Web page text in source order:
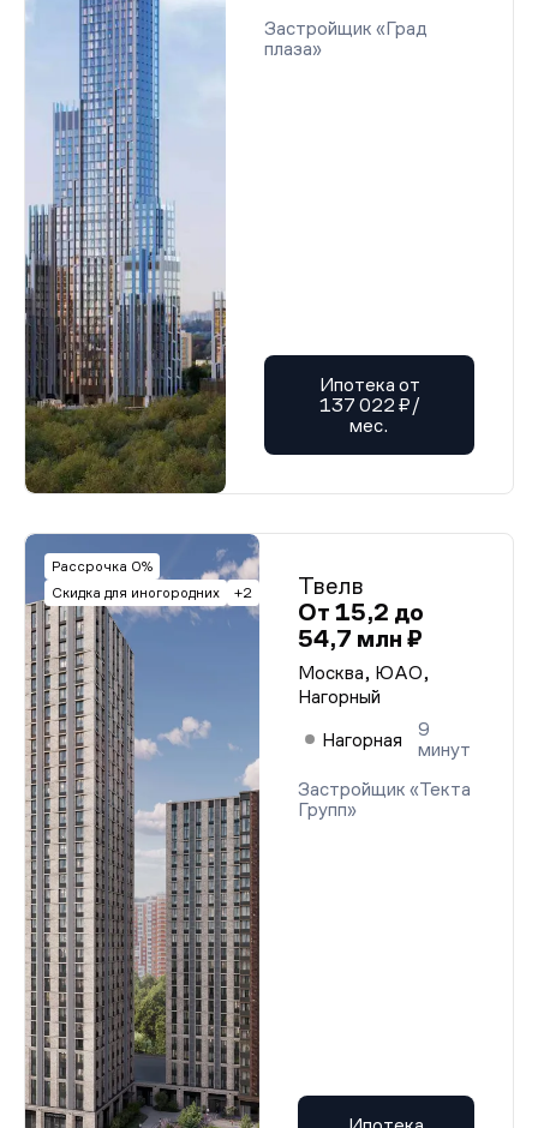
Застройщик «Град
плаза»
Ипотека от
137 022 ₽/
мес.
Рассрочка 0%
Скидка для иногородних
+2
Твелв
От 15,2 до
54,7 млн ₽
Москва, ЮАО,
Нагорный
Нагорная
9
минут
Застройщик «Текта
Групп»